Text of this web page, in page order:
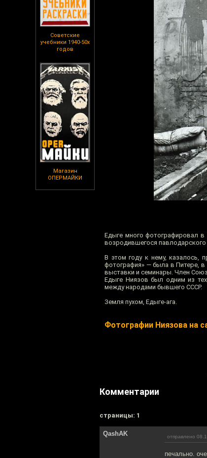
Советские
учебники 1940-50х
годов
Магазин
ОПЕРМАЙКИ
Едыге много фотографировал
возродившегося
В этом году к нему, казалось,
фотография» — была в Питере, в
выставки и семинары. Член
Едыге Ниязов был одним из
между народами бывшего СССР.
Земля пухом, Едыге-ага.
Фотографии Ниязова на
Комментарии
cтраницы: 1
QashAK отправлено
печально.